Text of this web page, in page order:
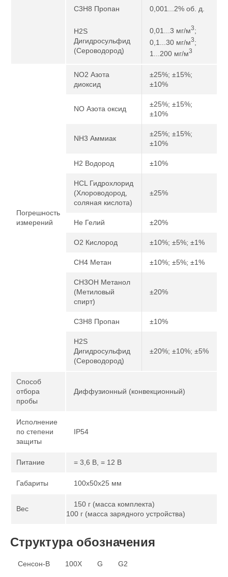
C3H8 Пропан 0,001...2% об. д.
H2S
Дигидросульфид
(Сероводород)
0,01...3 мг/м3;
0,1...30 мг/м3;
1...200 мг/м3
Погрешность
измерений
NO2 Азота
диоксид
±25%; ±15%;
±10%
NO Азота оксид
±25%; ±15%;
±10%
NH3 Аммиак
±25%; ±15%;
±10%
H2 Водород ±10%
HCL Гидрохлорид
(Хлороводород,
соляная кислота)
±25%
He Гелий ±20%
O2 Кислород ±10%; ±5%; ±1%
CH4 Метан ±10%; ±5%; ±1%
CH3OH Метанол
(Метиловый
спирт)
±20%
C3H8 Пропан ±10%
H2S
Дигидросульфид
(Сероводород)
±20%; ±10%; ±5%
Способ
отбора
пробы
Диффузионный (конвекционный)
Исполнение
по степени
защиты
IP54
Питание = 3,6 В, = 12 В
Габариты 100х50х25 мм
Вес
150 г (масса комплекта)
100 г (масса зарядного устройства)
Структура обозначения
Сенсон-В 100Х G G2